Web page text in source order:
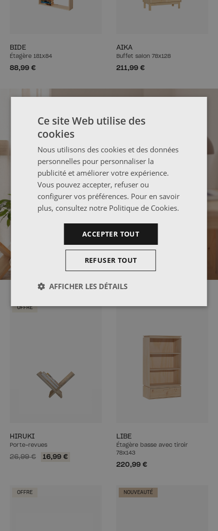
BIDE
Étagère 181x84
88,99 €
AIKA
Buffet salon 78x128
211,99 €
UN ESPACE DE STOCKAGE SUR MESURE
OFFRE
HIRUKI
Porte-revues
26,99 € 16,99 €
LIBE
Étagère basse avec tiroir
78x143
220,99 €
OFFRE NOUVEAUTÉ
Ce site Web utilise des
cookies
Nous utilisons des cookies et des données
personnelles pour personnaliser la
publicité et améliorer votre expérience.
Vous pouvez accepter, refuser ou
configurer vos préférences. Pour en savoir
plus, consultez notre Politique de Cookies.
ACCEPTER TOUT
REFUSER TOUT
AFFICHER LES DÉTAILS